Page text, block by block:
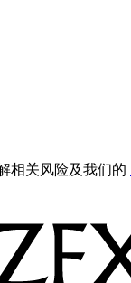
相关风险及我们的